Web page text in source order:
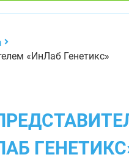
«ИнЛаб Генетикс»